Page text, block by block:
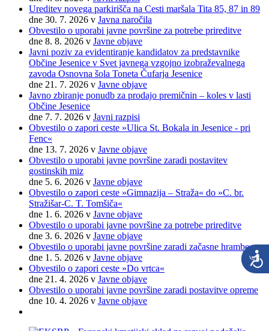
Ureditev novega parkirišča na Cesti maršala Tita 85, 87 in 89
dne 30. 7. 2026 v Javna naročila
Obvestilo o uporabi javne površine za potrebe prireditve
dne 8. 8. 2026 v Javne objave
Javni poziv za evidentiranje kandidatov za predstavnike
Občine Jesenice v Svet javnega vzgojno izobraževalnega
zavoda Osnovna šola Toneta Čufarja Jesenice
dne 21. 7. 2026 v Javne objave
Javno zbiranje ponudb za prodajo premičnin – koles v lasti
Občine Jesenice
dne 7. 7. 2026 v Javni razpisi
Obvestilo o zapori ceste »Ulica St. Bokala in Jesenice - pri
Fenc«
dne 13. 7. 2026 v Javne objave
Obvestilo o uporabi javne površine zaradi postavitev
gostinskih miz
dne 5. 6. 2026 v Javne objave
Obvestilo o zapori ceste »Gimnazija – Straža« do »C. br.
Stražišar-C. T. Tomšiča«
dne 1. 6. 2026 v Javne objave
Obvestilo o uporabi javne površine za potrebe prireditve
dne 3. 6. 2026 v Javne objave
Obvestilo o uporabi javne površine zaradi začasne hrambe
dne 1. 5. 2026 v Javne objave
Obvestilo o zapori ceste »Do vrtca«
dne 21. 4. 2026 v Javne objave
Obvestilo o uporabi javne površine zaradi postavitve opreme
dne 10. 4. 2026 v Javne objave